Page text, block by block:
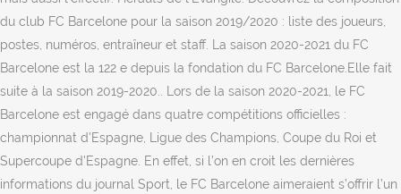
du club FC Barcelone pour la saison 2019/2020 : liste des joueurs,
postes, numéros, entraîneur et staff. La saison 2020-2021 du FC
Barcelone est la 122 e depuis la fondation du FC Barcelone.Elle fait
suite à la saison 2019-2020.. Lors de la saison 2020-2021, le FC
Barcelone est engagé dans quatre compétitions officielles :
championnat d'Espagne, Ligue des Champions, Coupe du Roi et
Supercoupe d'Espagne. En effet, si l’on en croit les dernières
informations du journal Sport, le FC Barcelone aimeraient s’offrir l’un